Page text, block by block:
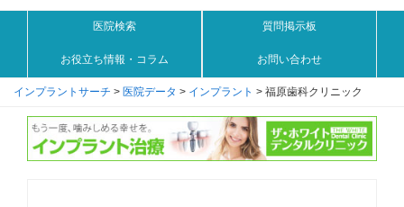
医院検索 質問掲示板
お役立ち情報・コラム お問い合わせ
インプラントサーチ > 医院データ > インプラント > 福原歯科クリニック